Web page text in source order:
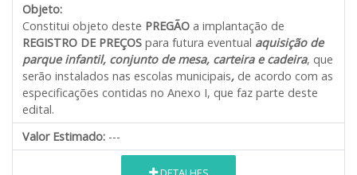
Objeto:
Constitui objeto deste PREGÃO a implantação de
REGISTRO DE PREÇOS para futura eventual aquisição de
parque infantil, conjunto de mesa, carteira e cadeira, que
serão instalados nas escolas municipais, de acordo com as
especificações contidas no Anexo I, que faz parte deste
edital.
Valor Estimado: ---